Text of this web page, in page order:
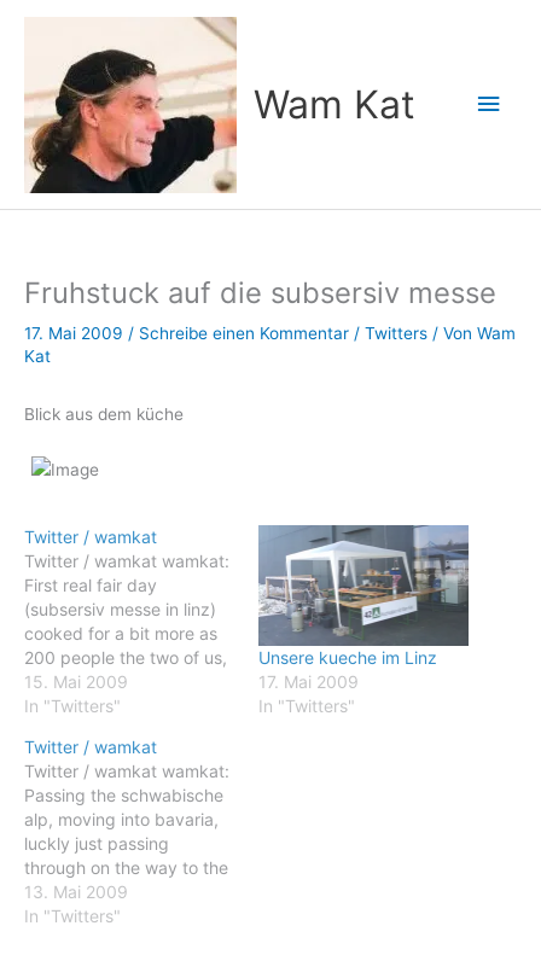
Wam Kat
Fruhstuck auf die subsersiv messe
17. Mai 2009 / Schreibe einen Kommentar / Twitters / Von Wam
Kat
Blick aus dem küche
Twitter / wamkat
Twitter / wamkat wamkat:
First real fair day
(subsersiv messe in linz)
cooked for a bit more as
200 people the two of us,
i am a bit tired :-) #fb
Posted: 14 May 2009
First real fair day
(subsersiv messe in linz)
cooked for a…
15. Mai 2009
In "Twitters"
Unsere kueche im Linz
17. Mai 2009
In "Twitters"
Twitter / wamkat
Twitter / wamkat wamkat:
Passing the schwabische
alp, moving into bavaria,
luckly just passing
through on the way to the
subsersiv messe (fair) in
Linz (austria) #fb Posted:
13. Mai 2009
In "Twitters"